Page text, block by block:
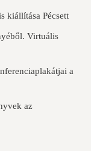
kiállítása Pécsett
Virtuális
a
az